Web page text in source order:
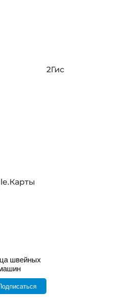
2Гис
швейных